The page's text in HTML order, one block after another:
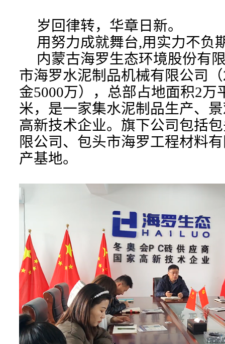
岁回律转，华章日新。
用努力成就舞台,用实力不负
内蒙古海罗生态环境股份有
市海罗水泥制品机械有限公司
金5000万），总部占地面积2万
米，是一家集水泥制品生产、
高新技术企业。旗下公司包括
限公司、包头市海罗工程材料
产基地。